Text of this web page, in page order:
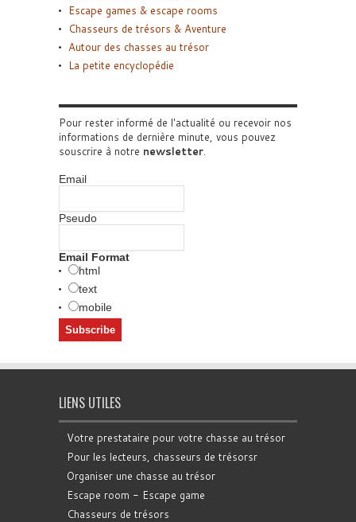
Escape games & escape rooms
Chasseurs de trésors & Aventure
Autour des chasses au trésor
La petite encyclopédie
Pour rester informé de l'actualité ou recevoir nos
informations de dernière minute, vous pouvez
souscrire à notre newsletter.
Email
Pseudo
Email Format
html
text
mobile
LIENS UTILES
Votre prestataire pour votre chasse au trésor
Pour les lecteurs, chasseurs de trésorsr
Organiser une chasse au trésor
Escape room - Escape game
Chasseurs de trésors